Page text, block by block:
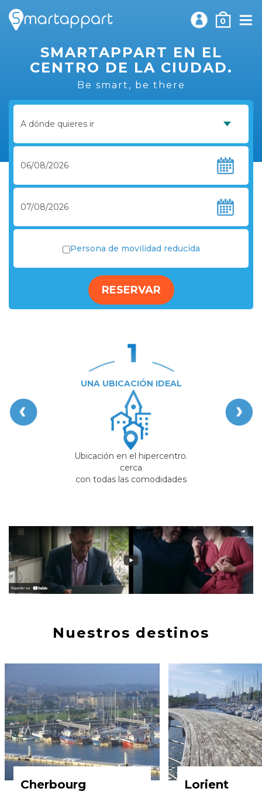
0
SMARTAPPART EN EL
CENTRO DE LA CIUDAD.
Be smart, be there
Persona de movilidad reducida
RESERVAR
UNA UBICACIÓN IDEAL
Ubicación en el hipercentro.
cerca
con todas las comodidades
Nuestros destinos
Cherbourg Lorient